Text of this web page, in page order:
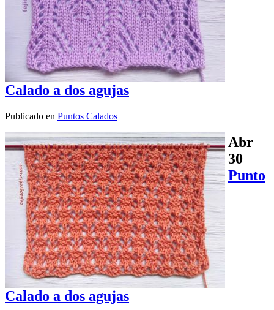
Calado a dos agujas
Publicado en Puntos Calados
Abr
30
Punto
Calado a dos agujas